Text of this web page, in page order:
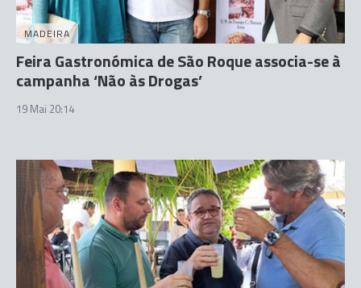
MADEIRA
Feira Gastronómica de São Roque associa-se à
campanha ‘Não às Drogas’
19 Mai 20:14